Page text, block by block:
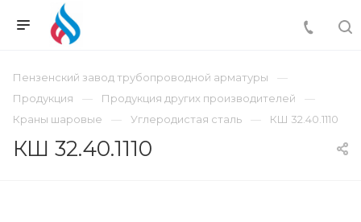
Пензенский завод трубопроводной арматуры
Продукция
Продукция других производителей
Краны шаровые
Углеродистая сталь КШ 32.40.1110
КШ 32.40.1110